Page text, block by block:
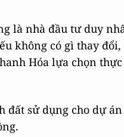
là nhà đầu tư duy
không có gì thay
Hóa lựa chọn
sử dụng cho dự